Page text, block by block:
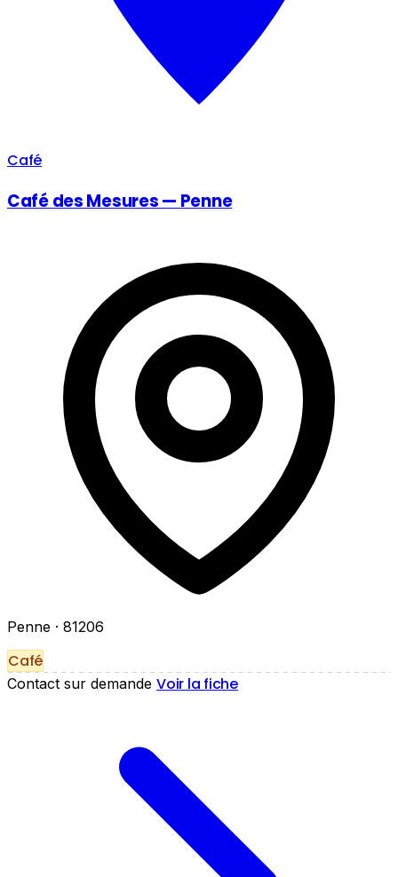
Café
Café des Mesures — Penne
Penne · 81206
Café
Contact sur demande Voir la fiche